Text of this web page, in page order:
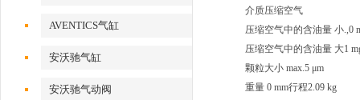
AVENTICS气缸
安沃驰气缸
安沃驰气动阀
介质压缩空气
压缩空气中的含油量 小.,0
压缩空气中的含油量 大1
颗粒大小 max.5 μm
重量 0 mm行程2.09 kg